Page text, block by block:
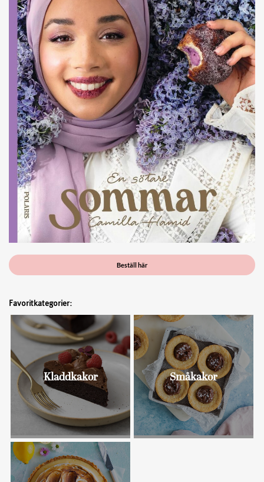
Beställ här
Favoritkategorier:
Kladdkakor Småkakor